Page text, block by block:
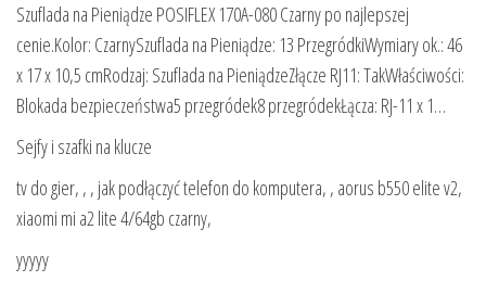
Szuflada na Pieniądze POSIFLEX 170A-080 Czarny po najlepszej
cenie.Kolor: CzarnySzuflada na Pieniądze: 13 PrzegródkiWymiary ok.: 46
x 17 x 10,5 cmRodzaj: Szuflada na PieniądzeZłącze RJ11: TakWłaściwości:
Blokada bezpieczeństwa5 przegródek8 przegródekŁącza: RJ-11 x 1…
Sejfy i szafki na klucze
tv do gier, , , jak podłączyć telefon do komputera, , aorus b550 elite v2,
xiaomi mi a2 lite 4/64gb czarny,
yyyyy